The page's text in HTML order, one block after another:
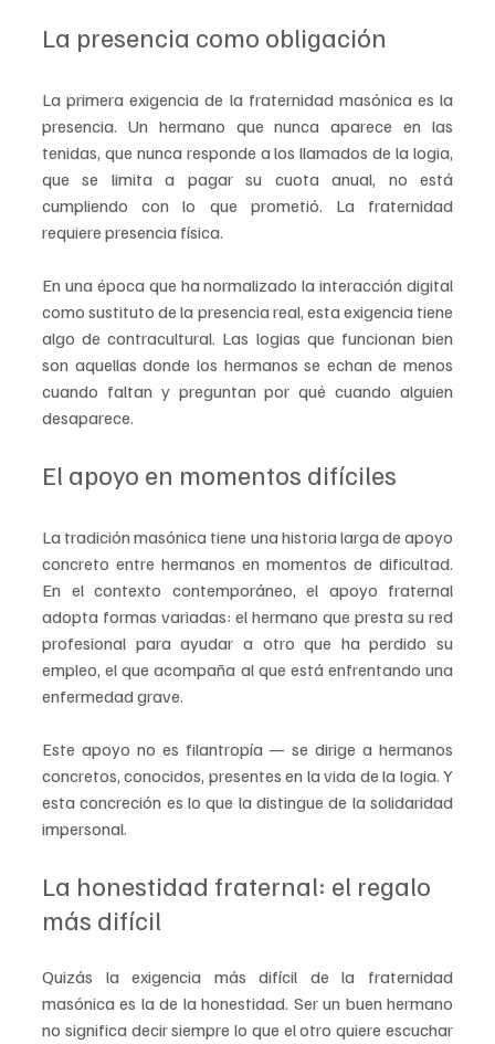
La presencia como obligación
La primera exigencia de la fraternidad masónica es la
presencia. Un hermano que nunca aparece en las
tenidas, que nunca responde a los llamados de la logia,
que se limita a pagar su cuota anual, no está
cumpliendo con lo que prometió. La fraternidad
requiere presencia física.
En una época que ha normalizado la interacción digital
como sustituto de la presencia real, esta exigencia tiene
algo de contracultural. Las logias que funcionan bien
son aquellas donde los hermanos se echan de menos
cuando faltan y preguntan por qué cuando alguien
desaparece.
El apoyo en momentos difíciles
La tradición masónica tiene una historia larga de apoyo
concreto entre hermanos en momentos de dificultad.
En el contexto contemporáneo, el apoyo fraternal
adopta formas variadas: el hermano que presta su red
profesional para ayudar a otro que ha perdido su
empleo, el que acompaña al que está enfrentando una
enfermedad grave.
Este apoyo no es filantropía — se dirige a hermanos
concretos, conocidos, presentes en la vida de la logia. Y
esta concreción es lo que la distingue de la solidaridad
impersonal.
La honestidad fraternal: el regalo
más difícil
Quizás la exigencia más difícil de la fraternidad
masónica es la de la honestidad. Ser un buen hermano
no significa decir siempre lo que el otro quiere escuchar